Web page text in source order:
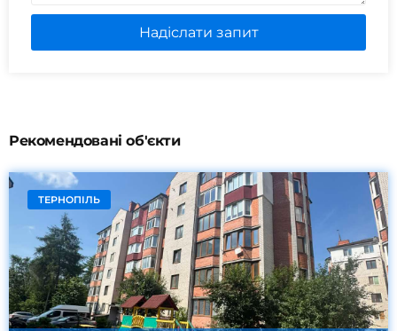
Надіслати запит
Рекомендовані об'єкти
ТЕРНОПІЛЬ